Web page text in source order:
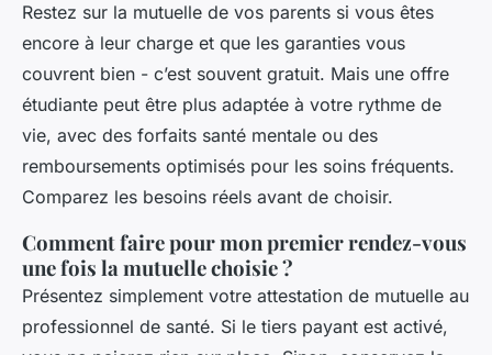
Restez sur la mutuelle de vos parents si vous êtes
encore à leur charge et que les garanties vous
couvrent bien - c’est souvent gratuit. Mais une offre
étudiante peut être plus adaptée à votre rythme de
vie, avec des forfaits santé mentale ou des
remboursements optimisés pour les soins fréquents.
Comparez les besoins réels avant de choisir.
Comment faire pour mon premier rendez-vous
une fois la mutuelle choisie ?
Présentez simplement votre attestation de mutuelle au
professionnel de santé. Si le tiers payant est activé,